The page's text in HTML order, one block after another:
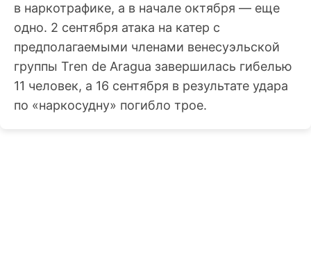
в наркотрафике, а в начале октября — еще
одно. 2 сентября атака на катер с
предполагаемыми членами венесуэльской
группы Tren de Aragua завершилась гибелью
11 человек, а 16 сентября в результате удара
по «наркосудну» погибло трое.